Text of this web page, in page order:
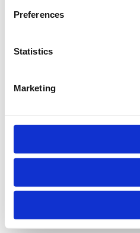
Preferences
Statistics
Marketing